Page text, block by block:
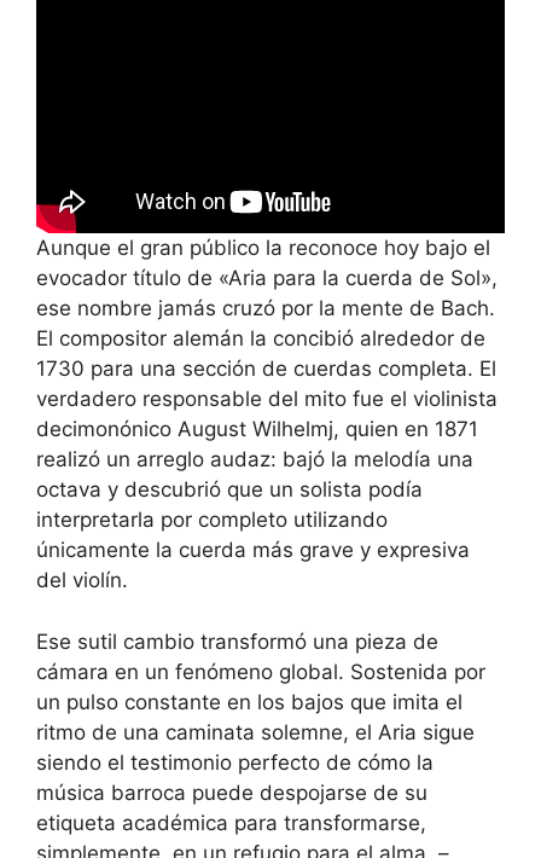
Aunque el gran público la reconoce hoy bajo el
evocador título de «Aria para la cuerda de Sol»,
ese nombre jamás cruzó por la mente de Bach.
El compositor alemán la concibió alrededor de
1730 para una sección de cuerdas completa. El
verdadero responsable del mito fue el violinista
decimonónico August Wilhelmj, quien en 1871
realizó un arreglo audaz: bajó la melodía una
octava y descubrió que un solista podía
interpretarla por completo utilizando
únicamente la cuerda más grave y expresiva
del violín.
Ese sutil cambio transformó una pieza de
cámara en un fenómeno global. Sostenida por
un pulso constante en los bajos que imita el
ritmo de una caminata solemne, el Aria sigue
siendo el testimonio perfecto de cómo la
música barroca puede despojarse de su
etiqueta académica para transformarse,
simplemente, en un refugio para el alma. –